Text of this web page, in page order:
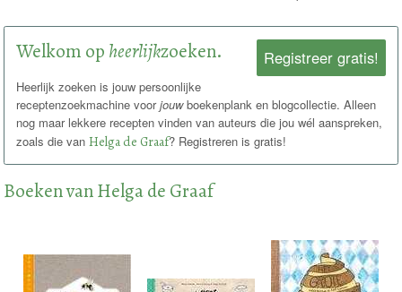
Registreer gratis!
Welkom op heerlijkzoeken.
Heerlijk zoeken is jouw persoonlijke
receptenzoekmachine voorjouwboekenplank en blogcollectie. Alleen
nog maar lekkere recepten vinden van auteurs die jou wél aanspreken,
zoals die van Helga de Graaf? Registreren is gratis!
Boeken van Helga de Graaf